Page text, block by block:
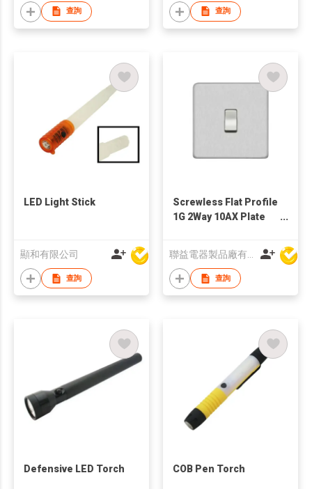
查詢 查詢
LED Light Stick
顯和有限公司
查詢
Screwless Flat Profile
1G 2Way 10AX Plate
聯益電器製品廠有限公司
查詢
Defensive LED Torch COB Pen Torch